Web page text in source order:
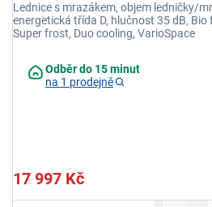
Lednice s mrazákem, objem ledničky/
energetická třída D, hlučnost 35 dB, Bio
Super frost, Duo cooling, VarioSpace
Odběr do 15 minut
na 1 prodejně
17 997 Kč